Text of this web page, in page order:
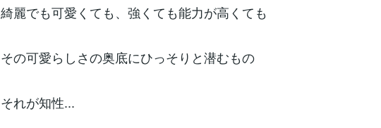
綺麗でも可愛くても、強くても能力が高くても
その可愛らしさの奥底にひっそりと潜むもの
それが知性...